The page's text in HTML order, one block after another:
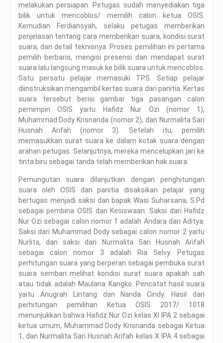
melakukan persiapan. Petugas sudah menyediakan tiga
bilik untuk mencoblos/ memilih calon ketua OSIS.
Kemudian Ferdiansyah, selaku petugas memberikan
penjelasan tentang cara memberikan suara, kondisi surat
suara, dan detail teknisnya. Proses pemilihan ini pertama
pemilih berbaris, mengisi presensi dan mendapat surat
suara lalu langsung masuk ke bilik suara untuk mencoblos.
Satu persatu pelajar memasuki TPS. Setiap pelajar
diinstruksikan mengambil kertas suara dari panitia. Kertas
suara tersebut berisi gambar tiga pasangan calon
pemimpin OSIS yaitu Hafidz Nur Ozi (nomor 1),
Muhammad Dody Krisnanda (nomor 2), dan Nurmalita Sari
Husnah Arifah (nomor 3). Setelah itu, pemilih
memasukkan surat suara ke dalam kotak suara dengan
arahan petugas. Selanjutnya, mereka mencelupkan jari ke
tinta biru sebagai tanda telah memberikan hak suara.
Pemungutan suara dilanjutkan dengan penghitungan
suara oleh OSIS dan panitia disaksikan pelajar yang
bertugas menjadi saksi dan bapak Wasi Suharsana, S.Pd
sebagai pembina OSIS dan Kesiswaan. Saksi dari Hafidz
Nur Ozi sebagai calon nomor 1 adalah Andara dan Aditya.
Saksi dari Muhammad Dody sebagai calon nomor 2 yaitu
Nurlita, dan saksi dari Nurmalita Sari Husnah Arifah
sebagai calon nomor 3 adalah Ria Selvy. Petugas
perhitungan suara yang berperan sebagai pembuka surat
suara sembari melihat kondisi surat suara apakah sah
atau tidak adalah Maulana Kangko. Pencatat hasil suara
yaitu Anugrah Lintang dan Nanda Cindy. Hasil dari
perhitungan pemilihan Ketua OSIS 2017/ 1018
menunjukkan bahwa Hafidz Nur Ozi kelas XI IPA 2 sebagai
ketua umum, Muhammad Dody Krisnanda sebagai Ketua
1, dan Nurmalita Sari Husnah Arifah kelas X IPA 4 sebagai